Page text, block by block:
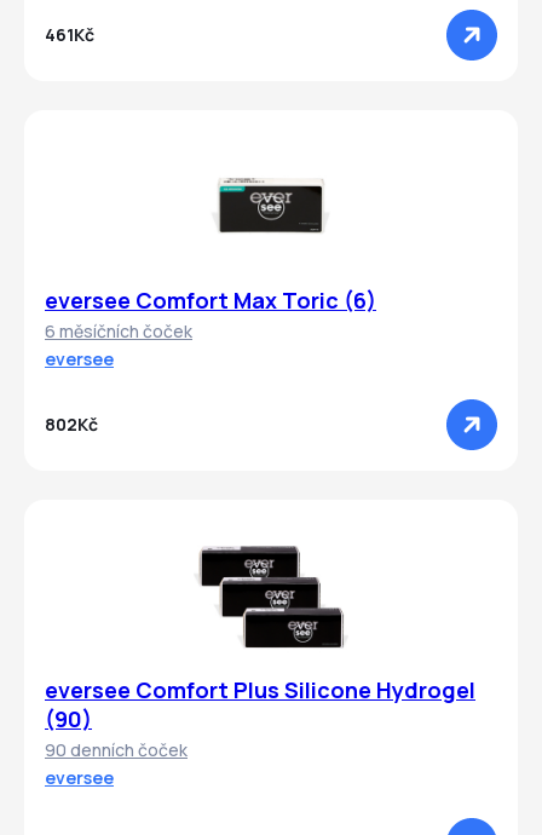
461Kč
eversee Comfort Max Toric (6)
6 měsíčních čoček
eversee
802Kč
eversee Comfort Plus Silicone Hydrogel
(90)
90 denních čoček
eversee